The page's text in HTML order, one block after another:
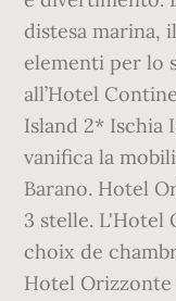
distesa marina,
elementi per lo
all’Hotel
Island 2* Ischia
vanifica la
Barano. Hotel
3 stelle. L'Hotel
choix de
Hotel